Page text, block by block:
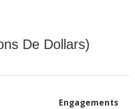
De Dollars)
Engagements